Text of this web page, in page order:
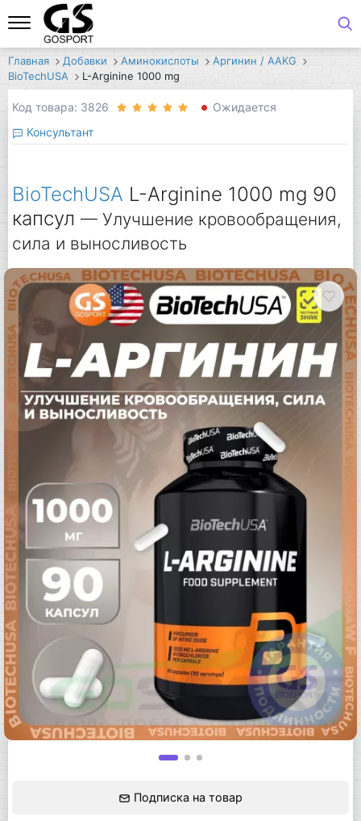
Главная Добавки Аминокислоты
Аргинин / AAKG
BioTechUSA
L-Arginine 1000 mg
Код товара: 3826
Ожидается
Консультант
BioTechUSA L-Arginine 1000 mg 90
капсул — Улучшение кровообращения,
сила и выносливость
Подписка на товар